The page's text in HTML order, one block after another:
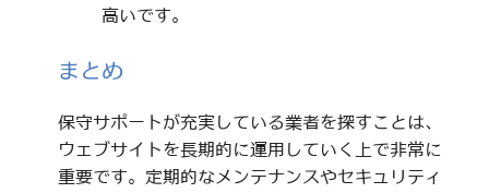
高いです。
まとめ
保守サポートが充実している業者を探すことは、
ウェブサイトを長期的に運用していく上で非常に
重要です。定期的なメンテナンスやセキュリティ